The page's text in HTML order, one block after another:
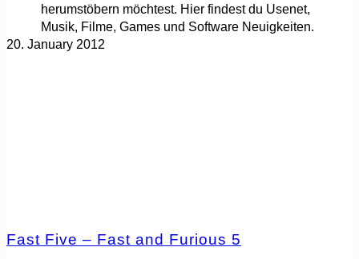
herumstöbern möchtest. Hier findest du Usenet,
Musik, Filme, Games und Software Neuigkeiten.
20. January 2012
Fast Five – Fast and Furious 5